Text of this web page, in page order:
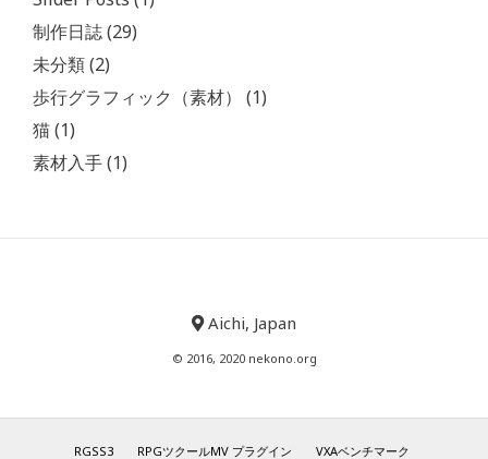
制作日誌(29)
未分類(2)
歩行グラフィック（素材）
(1)
猫(1)
素材入手(1)
Aichi, Japan
© 2016, 2020 nekono.org
RGSS3 RPGツクールMV プラグイン VXAベンチマーク